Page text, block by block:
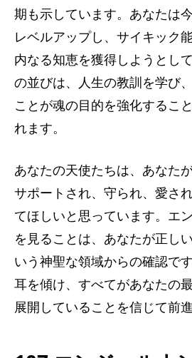
期も示しています。あなたは
レベルアップし、サイキック
内なる知恵を獲得しようとし
の並びは、人生の教訓を学び
ことが魂の目的を強化するこ
れます。
あなたの天使たちは、あなた
サポートされ、守られ、愛さ
てほしいと思っています。エ
を見ることは、あなたが正し
いう神聖な領域からの確認で
耳を傾け、すべてがあなたの
展開していることを信じて前